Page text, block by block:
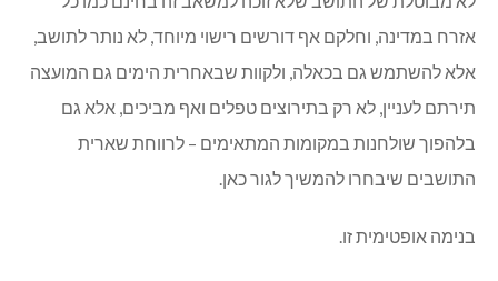
אזרח במדינה, וחלקם אף דורשים רישוי מיוחד, לא נותר לתושב,
אלא להשתמש גם בכאלה, ולקוות שבאחרית הימים גם המועצה
תירתם לעניין, לא רק בתירוצים טפלים ואף מביכים, אלא גם
בלהפוך שולחנות במקומות המתאימים – לרווחת שארית
התושבים שיבחרו להמשיך לגור כאן.
בנימה אופטימית זו.